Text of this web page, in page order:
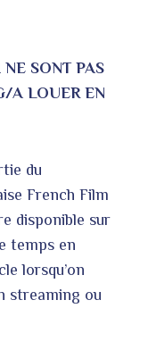
SONT PAS
A LOUER EN
du
French Film
disponible sur
temps en
lorsqu’on
streaming ou